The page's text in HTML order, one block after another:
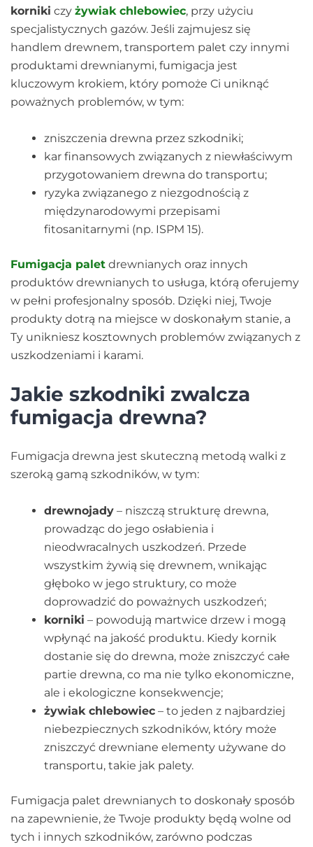
korniki czy żywiak chlebowiec, przy użyciu
specjalistycznych gazów. Jeśli zajmujesz się
handlem drewnem, transportem palet czy innymi
produktami drewnianymi, fumigacja jest
kluczowym krokiem, który pomoże Ci uniknąć
poważnych problemów, w tym:
zniszczenia drewna przez szkodniki;
kar finansowych związanych z niewłaściwym
przygotowaniem drewna do transportu;
ryzyka związanego z niezgodnością z
międzynarodowymi przepisami
fitosanitarnymi (np. ISPM 15).
Fumigacja palet drewnianych oraz innych
produktów drewnianych to usługa, którą oferujemy
w pełni profesjonalny sposób. Dzięki niej, Twoje
produkty dotrą na miejsce w doskonałym stanie, a
Ty unikniesz kosztownych problemów związanych z
uszkodzeniami i karami.
Jakie szkodniki zwalcza
fumigacja drewna?
Fumigacja drewna jest skuteczną metodą walki z
szeroką gamą szkodników, w tym:
drewnojady – niszczą strukturę drewna,
prowadząc do jego osłabienia i
nieodwracalnych uszkodzeń. Przede
wszystkim żywią się drewnem, wnikając
głęboko w jego struktury, co może
doprowadzić do poważnych uszkodzeń;
korniki – powodują martwice drzew i mogą
wpłynąć na jakość produktu. Kiedy kornik
dostanie się do drewna, może zniszczyć całe
partie drewna, co ma nie tylko ekonomiczne,
ale i ekologiczne konsekwencje;
żywiak chlebowiec – to jeden z najbardziej
niebezpiecznych szkodników, który może
zniszczyć drewniane elementy używane do
transportu, takie jak palety.
Fumigacja palet drewnianych to doskonały sposób
na zapewnienie, że Twoje produkty będą wolne od
tych i innych szkodników, zarówno podczas